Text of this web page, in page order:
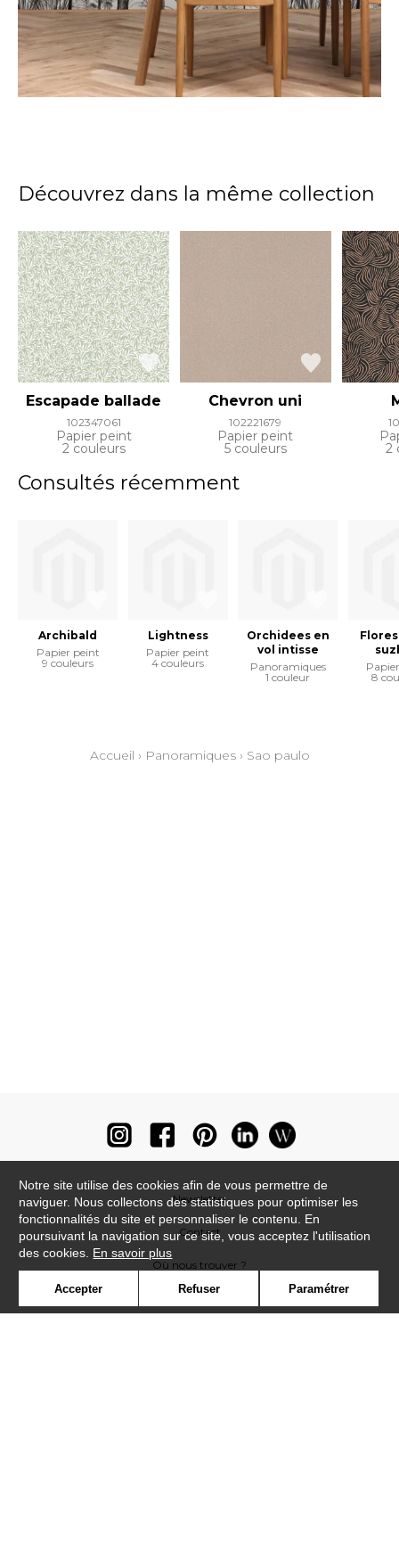
Découvrez dans la même collection
Escapade ballade
102347061
Papier peint
2 couleurs
Chevron uni
102221679
Papier peint
5 couleurs 2
Consultés récemment
Archibald
Papier peint
9 couleurs
Lightness
Papier peint
4 couleurs
Orchidees en
vol intisse
Panoramiques
1 couleur
8
Accueil › Panoramiques› Sao paulo
Newsletter
Contact
Où nous trouver ?
Notre site utilise des cookies afin de vous permettre de
naviguer. Nous collectons des statistiques pour optimiser les
fonctionnalités du site et personnaliser le contenu. En
poursuivant la navigation sur ce site, vous acceptez l'utilisation
des cookies. En savoir plus
Accepter Refuser Paramétrer